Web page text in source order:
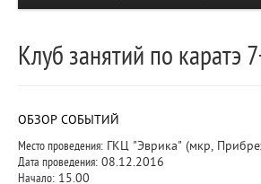
Клуб занятий по каратэ
ОБЗОР СОБЫТИЙ
Место проведения: ГКЦ "Эврика" (мкр,
Дата проведения: 08.12.2016
Начало: 15.00